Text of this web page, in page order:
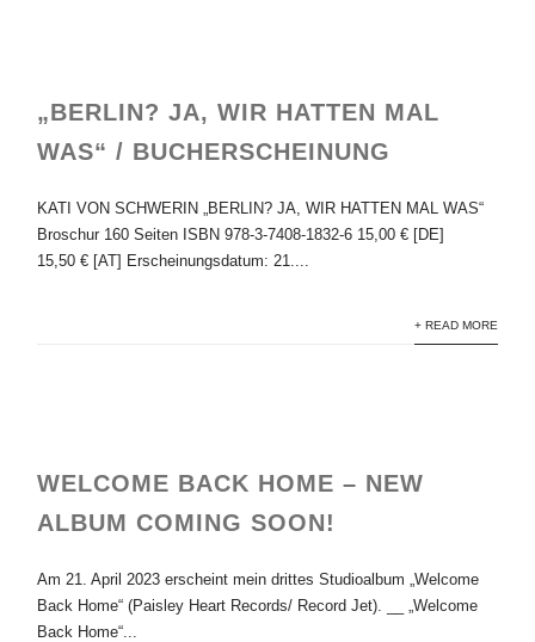
„BERLIN? JA, WIR HATTEN MAL
WAS“ / BUCHERSCHEINUNG
KATI VON SCHWERIN „BERLIN? JA, WIR HATTEN MAL WAS“
Broschur 160 Seiten ISBN 978-3-7408-1832-6 15,00 € [DE]
15,50 € [AT] Erscheinungsdatum: 21....
+ READ MORE
WELCOME BACK HOME – NEW
ALBUM COMING SOON!
Am 21. April 2023 erscheint mein drittes Studioalbum „Welcome
Back Home“ (Paisley Heart Records/ Record Jet). __ „Welcome
Back Home“...